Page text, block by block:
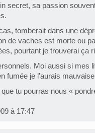
secret, sa passion
tomberait dans une
de vaches est morte ou
pourtant je trouverai ça
Moi aussi si mes
fumée je l’aurais
tu pourras nous «
à 17:47